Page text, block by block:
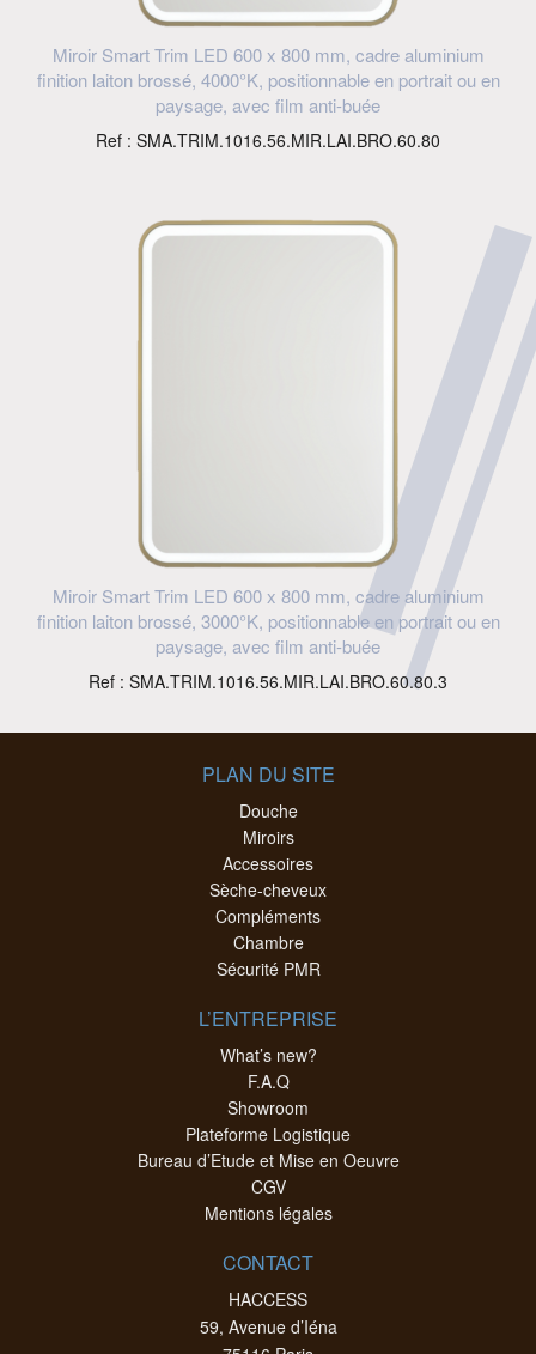
Miroir Smart Trim LED 600 x 800 mm, cadre aluminium
finition laiton brossé, 4000°K, positionnable en portrait ou en
paysage, avec film anti-buée
Ref : SMA.TRIM.1016.56.MIR.LAI.BRO.60.80
Miroir Smart Trim LED 600 x 800 mm, cadre aluminium
finition laiton brossé, 3000°K, positionnable en portrait ou en
paysage, avec film anti-buée
Ref : SMA.TRIM.1016.56.MIR.LAI.BRO.60.80.3
PLAN DU SITE
Douche
Miroirs
Accessoires
Sèche-cheveux
Compléments
Chambre
Sécurité PMR
L’ENTREPRISE
What’s new?
F.A.Q
Showroom
Plateforme Logistique
Bureau d’Etude et Mise en Oeuvre
CGV
Mentions légales
CONTACT
HACCESS
59, Avenue d’Iéna